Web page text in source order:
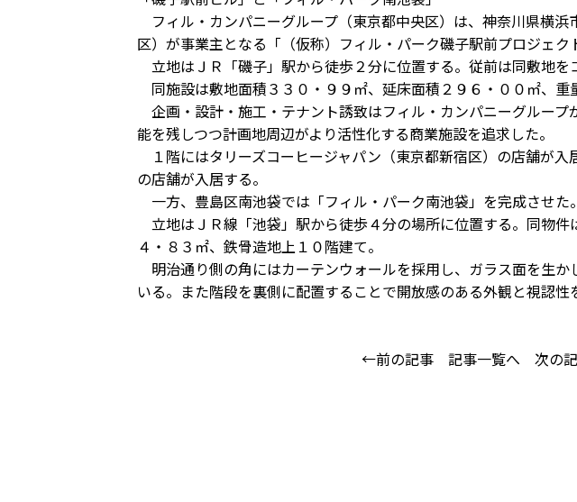
フィル・カンパニーグループ（東京都中央区）は、神奈川県横
区）が事業主となる「（仮称）フィル・パーク磯子駅前プロジェク
立地はＪＲ「磯子」駅から徒歩２分に位置する。従前は同敷地を
同施設は敷地面積３３０・９９㎡、延床面積２９６・００㎡、重
企画・設計・施工・テナント誘致はフィル・カンパニーグルー
能を残しつつ計画地周辺がより活性化する商業施設を追求した。
１階にはタリーズコーヒージャパン（東京都新宿区）の店舗が入
の店舗が入居する。
一方、豊島区南池袋では「フィル・パーク南池袋」を完成させた。
立地はＪＲ線「池袋」駅から徒歩４分の場所に位置する。同物件
４・８３㎡、鉄骨造地上１０階建て。
明治通り側の角にはカーテンウォールを採用し、ガラス面を生
いる。また階段を裏側に配置することで開放感のある外観と視認性
←前の記事 記事一覧へ 次の